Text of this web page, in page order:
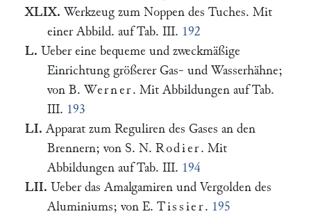
XLIX. Werkzeug zum Noppen des Tuches. Mit
einer Abbild. auf Tab. III. 192
L. Ueber eine bequeme und zweckmäßige
Einrichtung größerer Gas- und Wasserhähne;
von B. Werner. Mit Abbildungen auf Tab.
III. 193
LI. Apparat zum Reguliren des Gases an den
Brennern; von S. N. Rodier. Mit
Abbildungen auf Tab. III. 194
LII. Ueber das Amalgamiren und Vergolden des
Aluminiums; von E. Tissier. 195